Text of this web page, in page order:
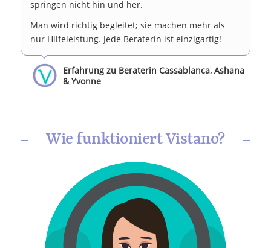
springen nicht hin und her.
Man wird richtig begleitet; sie machen mehr als
nur Hilfeleistung. Jede Beraterin ist einzigartig!
Erfahrung zu Beraterin Cassablanca, Ashana
& Yvonne
Wie funktioniert Vistano?